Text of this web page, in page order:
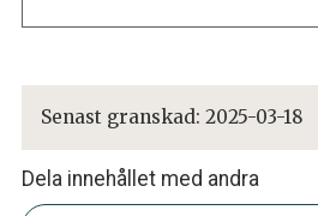
Senast granskad: 2025-03-18
Dela innehållet med andra